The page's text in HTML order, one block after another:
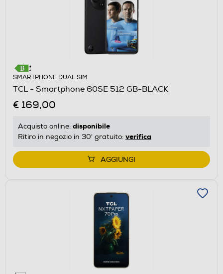
SMARTPHONE DUAL SIM
TCL - Smartphone 60SE 512 GB-BLACK
€ 169,00
Acquisto online: disponibile
Ritiro in negozio in 30' gratuito: verifica
AGGIUNGI